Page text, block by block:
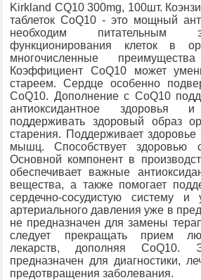
Kirkland CQ10 300mg, 100шт.
таблеток CoQ10 - это мощный
необходим питательным
функционирования клеток в
многочисленные
Коэффициент CoQ10 может
стареем. Сердце особенно
CoQ10. Дополнение с CoQ10
антиоксидантное
поддерживать здоровый образ
старения. Поддерживает
мышц. Способствует здоровью
Основной компонент в
обеспечивает важные
вещества, а также помогает
сердечно-сосудистую систему и
артериального давления уже в
не предназначен для замены
следует прекращать прием
лекарств, дополняя CoQ10.
предназначен для диагностики,
предотвращения заболевания.